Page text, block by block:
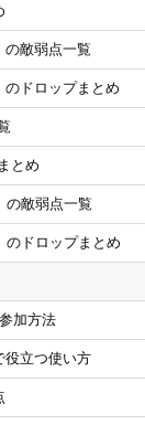
の敵弱点一覧
のドロップまとめ
とめ
の敵弱点一覧
のドロップまとめ
加方法
役立つ使い方